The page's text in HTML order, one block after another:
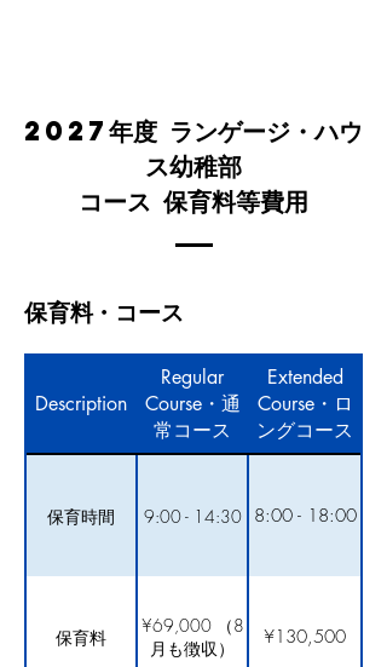
2027年度 ランゲージ・ハウ
ス幼稚部
コース 保育料等費用
保育料・コース
Description
Regular
Course・通
常コース
Extended
Course・ロ
ングコース
保育時間 9:00 - 14:30 8:00 - 18:00
保育料
¥69,000 （8
月も徴収）
¥130,500